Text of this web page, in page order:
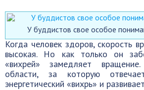
У буддистов свое особое
Когда человек здоров, скорость
высокая. Но как только он
«вихрей» замедляет
области, за которую
энергетический «вихрь» и